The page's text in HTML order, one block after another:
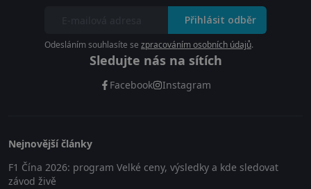
Přihlásit odběr
Odesláním souhlasíte se zpracováním osobních údajů.
Sledujte nás na sítích
Facebook Instagram
Nejnovější články
F1 Čína 2026: program Velké ceny, výsledky a kde sledovat
závod živě